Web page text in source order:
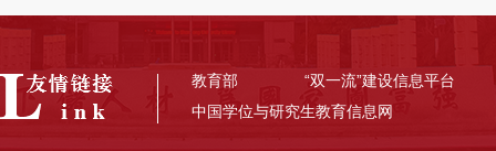
教育部
“双一流”建设信息平台
中国学位与研究生教育信息网